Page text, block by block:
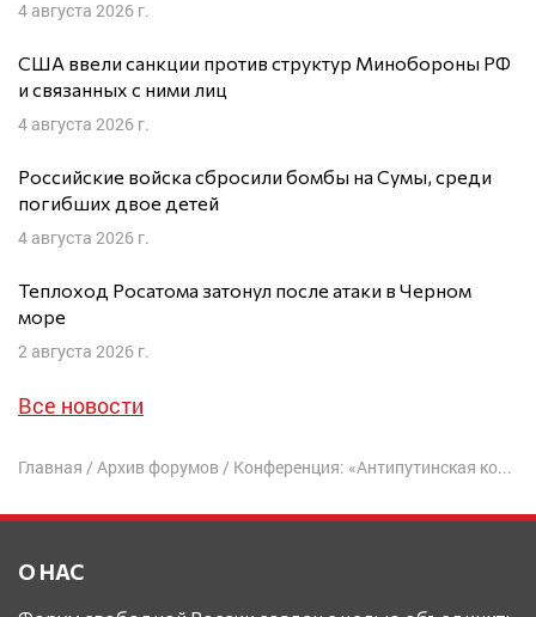
4 августа 2026 г.
США ввели санкции против структур Минобороны РФ
и связанных с ними лиц
4 августа 2026 г.
Российские войска сбросили бомбы на Сумы, среди
погибших двое детей
4 августа 2026 г.
Теплоход Росатома затонул после атаки в Черном
море
2 августа 2026 г.
Все новости
Главная / Архив форумов / Конференция: «Антипутинская коалиция. Условия победы и ликвидации путинского режима»
О НАС